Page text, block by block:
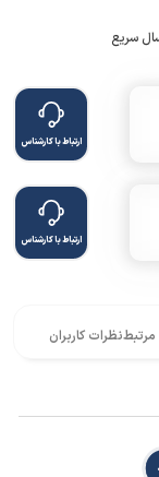
سریع
ارتباط با کارشناس
ارتباط با کارشناس
نظرات کاربران